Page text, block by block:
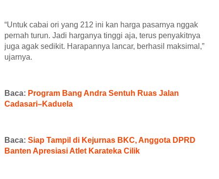
“Untuk cabai ori yang 212 ini kan harga pasarnya nggak
pernah turun. Jadi harganya tinggi aja, terus penyakitnya
juga agak sedikit. Harapannya lancar, berhasil maksimal ,”
ujarnya.
Baca: Program Bang Andra Sentuh Ruas Jalan
Cadasari–Kaduela
Baca: Siap Tampil di Kejurnas BKC, Anggota DPRD
Banten Apresiasi Atlet Karateka Cilik